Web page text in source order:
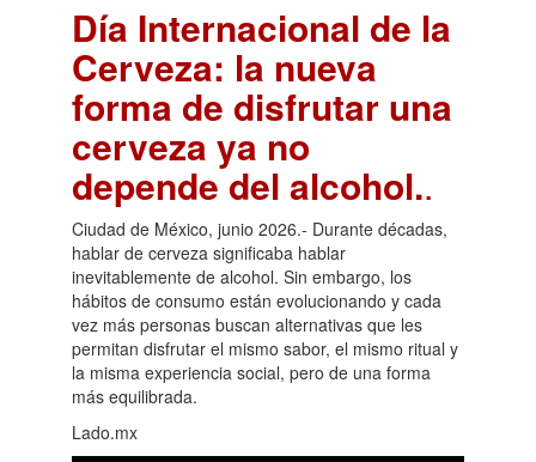
Día Internacional de la
Cerveza: la nueva
forma de disfrutar una
cerveza ya no
depende del alcohol..
Ciudad de México, junio 2026.- Durante décadas,
hablar de cerveza significaba hablar
inevitablemente de alcohol. Sin embargo, los
hábitos de consumo están evolucionando y cada
vez más personas buscan alternativas que les
permitan disfrutar el mismo sabor, el mismo ritual y
la misma experiencia social, pero de una forma
más equilibrada.
Lado.mx